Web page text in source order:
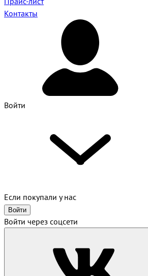
Контакты
Войти
Если покупали у нас
Войти
Войти через соцсети